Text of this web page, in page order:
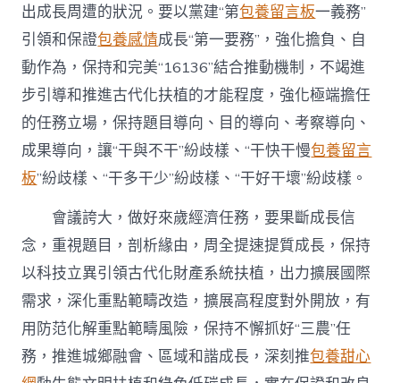
出成長周遭的狀況。要以黨建“第包養留言板一義務”
引領和保證包養感情成長“第一要務”，強化擔負、自
動作為，保持和完美“16136”結合推動機制，不竭進
步引導和推進古代化扶植的才能程度，強化極端擔任
的任務立場，保持題目導向、目的導向、考察導向、
成果導向，讓“干與不干”紛歧樣、“干快干慢包養留言
板”紛歧樣、“干多干少”紛歧樣、“干好干壞”紛歧樣。
會議誇大，做好來歲經濟任務，要果斷成長信
念，重視題目，剖析緣由，周全提速提質成長，保持
以科技立異引領古代化財產系統扶植，出力擴展國際
需求，深化重點範疇改造，擴展高程度對外開放，有
用防范化解重點範疇風險，保持不懈抓好“三農”任
務，推進城鄉融會、區域和諧成長，深刻推包養甜心